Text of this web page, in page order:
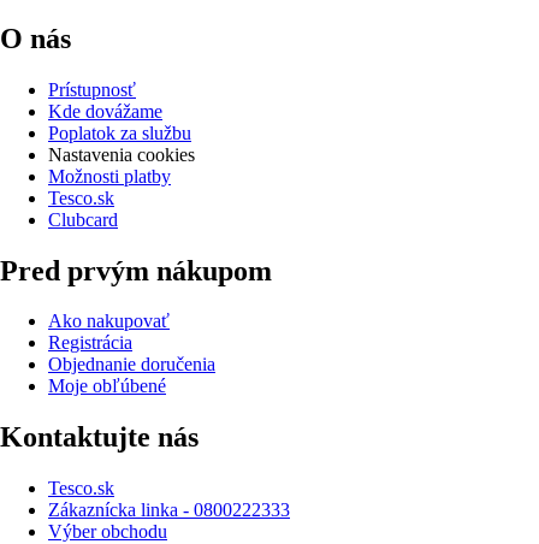
O nás
Prístupnosť
Kde dovážame
Poplatok za službu
Nastavenia cookies
Možnosti platby
Tesco.sk
Clubcard
Pred prvým nákupom
Ako nakupovať
Registrácia
Objednanie doručenia
Moje obľúbené
Kontaktujte nás
Tesco.sk
Zákaznícka linka - 0800222333
Výber obchodu